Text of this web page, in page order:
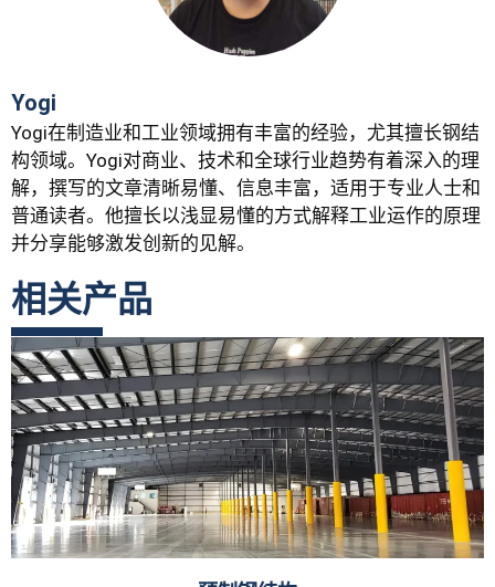
Yogi
Yogi在制造业和工业领域拥有丰富的经验，尤其擅长钢结
构领域。Yogi对商业、技术和全球行业趋势有着深入的理
解，撰写的文章清晰易懂、信息丰富，适用于专业人士和
普通读者。他擅长以浅显易懂的方式解释工业运作的原理
并分享能够激发创新的见解。
相关产品